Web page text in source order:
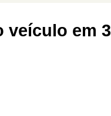
veículo em